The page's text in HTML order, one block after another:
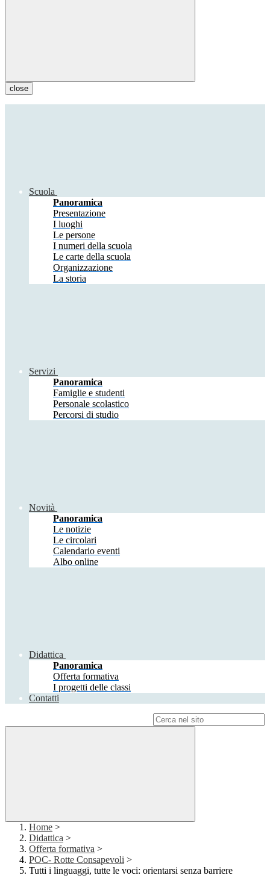
close
Scuola
Panoramica
Presentazione
I luoghi
Le persone
I numeri della scuola
Le carte della scuola
Organizzazione
La storia
Servizi
Panoramica
Famiglie e studenti
Personale scolastico
Percorsi di studio
Novità
Panoramica
Le notizie
Le circolari
Calendario eventi
Albo online
Didattica
Panoramica
Offerta formativa
I progetti delle classi
Contatti
Home >
Didattica >
Offerta formativa >
POC- Rotte Consapevoli >
Tutti i linguaggi, tutte le voci: orientarsi senza barriere